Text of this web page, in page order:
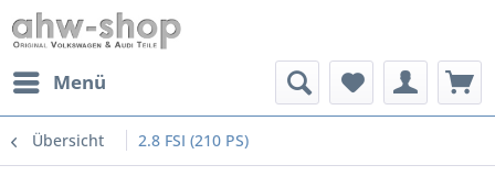
Menü
Übersicht 2.8 FSI (210 PS)